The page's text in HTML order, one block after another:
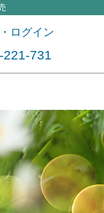
ログイン
221-731